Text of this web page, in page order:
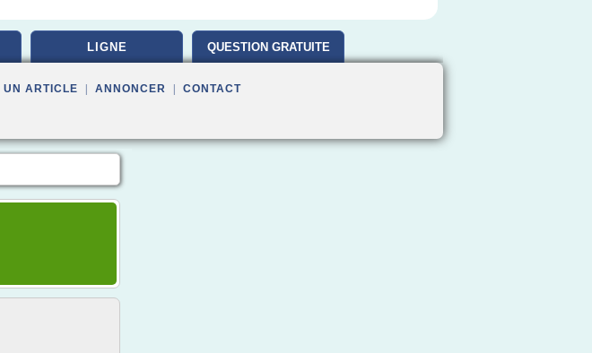
LIGNE QUESTION GRATUITE
UN ARTICLE ANNONCER CONTACT